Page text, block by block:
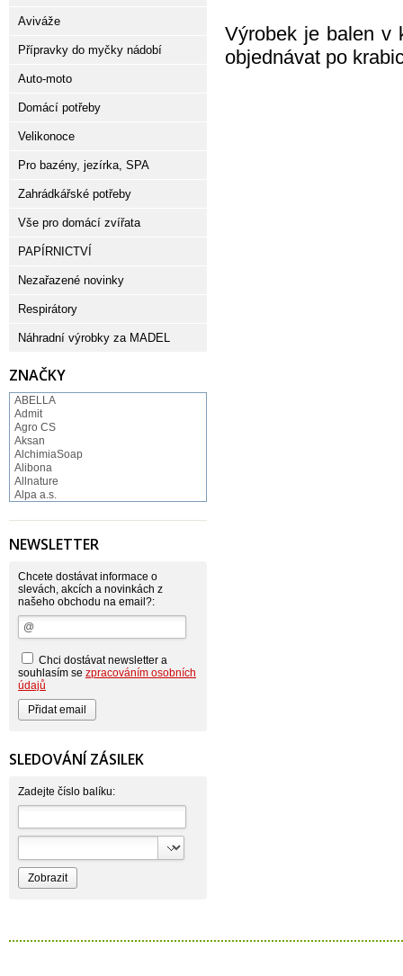
Výrobek je balen v
objednávat po
Aviváže
Přípravky do myčky nádobí
Auto-moto
Domácí potřeby
Velikonoce
Pro bazény, jezírka, SPA
Zahrádkářské potřeby
Vše pro domácí zvířata
PAPÍRNICTVÍ
Nezařazené novinky
Respirátory
Náhradní výrobky za MADEL
ZNAČKY
ABELLA
Admit
Agro CS
Aksan
AlchimiaSoap
Alibona
Allnature
Alpa a.s.
Alufix
Astonish
Atlantic
AutoMax Group
Axcentive
BaL
Bateria
Beauty Lille
Beiersdorf - Nivea
Bella
Benkor
BERGEN S. R. L.
Bettina Barty
Bio-repel
Bioclean
Biolit
BIOM s.r.o.
Bioprospect
Bispol
Blue Stratos
BlueSun
Bolton
NEWSLETTER
Chcete dostávat informace o
slevách, akcích a novinkách z
našeho obchodu na email?:
Chci dostávat newsletter a
souhlasím se zpracováním osobních
údajů
SLEDOVÁNÍ ZÁSILEK
Zadejte číslo balíku: